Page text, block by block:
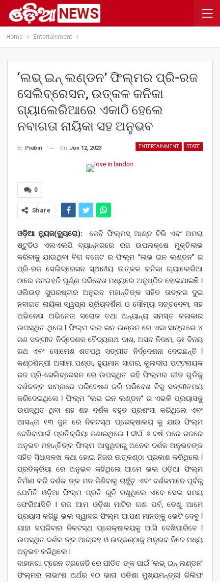
Home Entertainment
‘ଲଭ୍ ଇନ୍ ଲଣ୍ଡନ’ ଫିଲ୍ମର ପ୍ରି-ରଜ
ସେଲିବ୍ରେସନ, ଉତ୍କଳ କନିକା
ଗ୍ୟାଲେରିଆରେ ଏକାଠି ହେଲେ
ନବାଗତା ନାୟିକା ସହ ଅନୁଭବ
ENTERTAINMENT STATE
By Prabin On Jun 12, 2023
0
Share
ଓଡ଼ିଆ ନ୍ୟୁଜ(ବ୍ୟୁରୋ):
ଜେବି ଫିଲ୍ମସ୍ ଆଣ୍ଡ ଟିଭି ଏବଂ ଅମରା
ଷ୍ଟୁଡିଓ ଏଲଏଲପି ବ୍ୟାନ୍ନରରେ ରଜ ଉପଲକ୍ଷେ ମୁକ୍ତିଲାଭ
କରିବାକୁ ଯାଉଥିବା ବିଗ ବଜେଟ ର ଫିଲ୍ମ “ଲଭ ଇନ ଲଣ୍ଡନ” ର
ପ୍ରି-ରଜ ସେଲିବ୍ରେସନ ସ୍ଥାନୀୟ ଉତ୍କଳ କନିକା ଗ୍ୟାଲେରିଆ
ଠାରେ ଜନଗହଳି ପୂର୍ଣ୍ଣ ପରିବେଶ ମଧ୍ୟରେ ଅନୁଷ୍ଠିତ ହୋଇଯାଇଛି l
ଓଲିଉଡ଼ ସୁପରଷ୍ଟାର ଅନୁଭବ ମହାନ୍ତିଙ୍କ ସହିତ ତାଙ୍କର ଦୁଇ
ନବାଗତ ନାୟିକା ସ୍ୱପ୍ନା ପ୍ରିୟଦର୍ଶିନୀ ଓ ସୌମ୍ୟା ସଚ୍ଚଦେବା, ସହ
ଅଭିନେତା ଅଭିନେତା ସରୋଜ ତଥା ଅନ୍ୟାନ୍ୟ ସମସ୍ତ କଳାକାର
ଉପସ୍ଥିତ ଥିଲେ l ଫିଲ୍ମ ଲଭ ଇନ ଲଣ୍ଡନ ରେ ଏକା ସାଙ୍ଗରେ ୪
ଜଣ ସଙ୍ଗୀତ ନିର୍ଦ୍ଦେଶକ ବୈଦ୍ୟନାଥ ଦାଶ, ଅସଦ ନିଜାମ, ଡ଼ଃ ବିନୟ
ରଥ ଏବଂ ସୋମେଶ ଶତପଥି ସଙ୍ଗୀତ ନିର୍ଦ୍ଦେଶନା ଦେଇଛନ୍ତି l
କଣ୍ଠଶିଳ୍ପୀ ଅସୀମା ପଣ୍ଡା, ହ୍ୟୁମାନ ସାଗର, କୁଲଦୀପ ପଟ୍ଟନାୟକ
ରଜ ପ୍ରି-ସେଲିବ୍ରେସନ ରେ ଉପସ୍ଥିତ ରହି ଫିଲ୍ମର ଗୀତ ଗୁଡିକୁ
ଦର୍ଶକଙ୍କ ସାମ୍ନାରେ ପରିବେଷଣ କରି ପରିବେଶ ଟିକୁ ସଙ୍ଗୀତମୟ
କରିଦେଇଥିଲେ l ଫିଲ୍ମ “ଲଭ ଇନ ଲଣ୍ଡନ” ର ଏଭଳି ପ୍ରୟାସକୁ
ଉପସ୍ଥିତ ଥିବା ଶହ ଶହ ଦର୍ଶକ ବହୁତ ପ୍ରଶଂସା କରିଥିଲେ ଏବଂ
ଆସନ୍ତା ୧୩ ଜୁନ ରେ ନିକଟସ୍ଥ ପ୍ରେକ୍ଷାଳୟ କୁ ଯାଇ ଫିଲ୍ମ
ଦେଖିବାପାଇଁ ପ୍ରତିକ୍ରିୟା ଜଣାଇଥିଲେ l ଦୀର୍ଘ ୬ ବର୍ଷ ପରେ ରଜରେ
ଅନୁଭବ ମହାନ୍ତିଙ୍କ ଫିଲ୍ମ ଆସୁଥିବାରୁ ଅନେକ ଦର୍ଶକ ଅନୁଭବଙ୍କ
ସହିତ ସିଧାସଳଖ କଥା ହୋଇ ନିଜର ଉତ୍କଣ୍ଠା ପ୍ରକାଶ କରିଥିଲେ l
ପ୍ରତିକ୍ରିୟା ରେ ଅନୁଭବ କହିଥିଲେ ଆମେ ଭଲ ଓଡ଼ିଆ ଫିଲ୍ମ
ନିର୍ମାଣ କରି ଦର୍ଶକ ଙ୍କ ମନ ଜିଣିବାକୁ ଚାହୁଁଚୁ ଏବଂ ଦର୍ଶକମାନେ ପୂର୍ବରୁ
ଯେମିତି ଓଡ଼ିଆ ଫିଲ୍ମ ପ୍ରତି ରୁଚି ରଖୁଥିଲେ ଏବେ ସେଇ ସମୟ
ଫେରିଆସିଚି l ରଜ ଆମ ଓଡ଼ିଶା ମାଟିର ଗଣ ପର୍ବ, ତେଣୁ ଆମେ
ପ୍ରୟାସ କରିଛୁ ଭଲ ସ୍ୱାଦର ଫିଲ୍ମ ଆପଣ ମାନଙ୍କୁ ଭେଟି ଦେବୁ l
ଯାହା ସପରିବାର ନିକଟସ୍ଥ ପ୍ରେକ୍ଷାଳୟକୁ ଆସି ଦେଖିପାରିବେ l
ଉପସ୍ଥିତ ଦର୍ଶକ ଙ୍କ ଆଗ୍ରହ ଓ ଉତ୍କଣ୍ଠାକୁ ଅନୁଭବ ନିଜେ ମଧ୍ୟ
ଅନୁଭବ କରିଥିଲେ l
ବାହାନଗା ଟ୍ରେନ ଟ୍ରଜେଡି ରେ ପୀଡିତ ଙ୍କ ପାଇଁ ‘ଲଭ୍ ଇନ୍ ଲଣ୍ଡନ’
ଫିଲ୍ମର ଲାଭାଂଶ ଅର୍ଥର ୧୦ ଭାଗ ଓଡିଶା ମୁଖ୍ୟମନ୍ତ୍ରୀ ରିଲିଫ